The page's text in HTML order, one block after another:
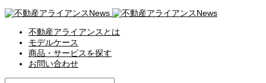
不動産アライアンスとは
モデルケース
商品・サービスを探す
お問い合わせ